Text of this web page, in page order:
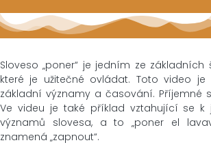
Sloveso „poner“ je jedním ze základních
které je užitečné ovládat. Toto video je
základní významy a časování. Příjemné
Ve videu je také příklad vztahující se k
významů slovesa, a to „poner el
znamená „zapnout“.